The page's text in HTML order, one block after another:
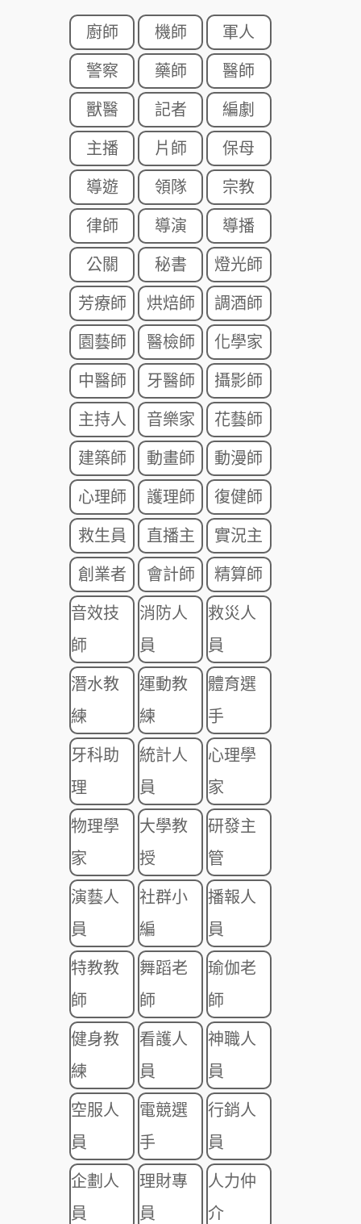
廚師 機師
軍人
警察
藥師
醫師
獸醫
記者
編劇
主播
片師
保母
導遊
領隊
宗教
律師
導演
導播
公關
秘書
燈光師
芳療師
烘焙師
調酒師
園藝師
醫檢師
化學家
中醫師
牙醫師
攝影師
主持人
音樂家
花藝師
建築師
動畫師
動漫師
心理師
護理師
復健師
救生員
直播主
實況主
創業者
會計師
精算師
音效技
師
消防人
員
救災人
員
潛水教
練
運動教
練
體育選
手
牙科助
理
統計人
員
心理學
家
物理學
家
大學教
授
研發主
管
演藝人
員
社群小
編
播報人
員
特教教
師
舞蹈老
師
瑜伽老
師
健身教
練
看護人
員
神職人
員
空服人
員
電競選
手
行銷人
員
企劃人
員
理財專
員
人力仲
介